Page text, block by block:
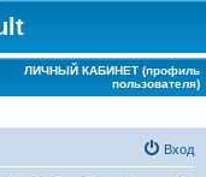
ЛИЧНЫЙ КАБИНЕТ (профиль
пользователя)
Вход